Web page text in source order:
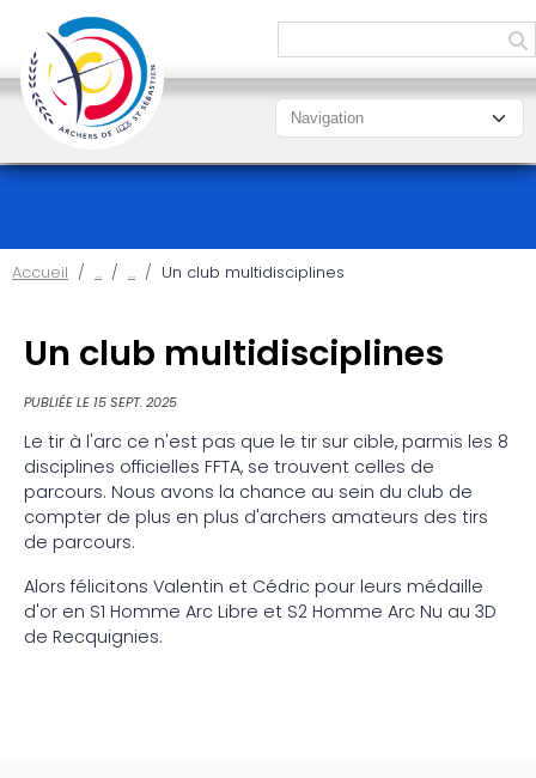
Accueil Un club multidisciplines
Un club multidisciplines
PUBLIÉE LE 15 SEPT. 2025
Le tir à l'arc ce n'est pas que le tir sur cible, parmis les 8
disciplines officielles FFTA, se trouvent celles de
parcours. Nous avons la chance au sein du club de
compter de plus en plus d'archers amateurs des tirs
de parcours.
Alors félicitons Valentin et Cédric pour leurs médaille
d'or en S1 Homme Arc Libre et S2 Homme Arc Nu au 3D
de Recquignies.
Panneau de gestion des cookies